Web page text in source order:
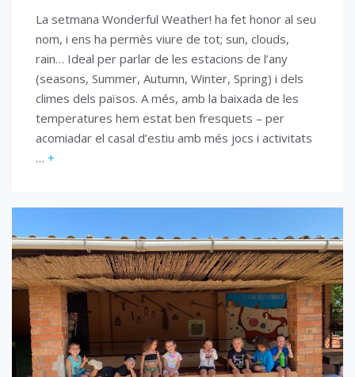
La setmana Wonderful Weather! ha fet honor al seu
nom, i ens ha permès viure de tot; sun, clouds,
rain… Ideal per parlar de les estacions de l’any
(seasons, Summer, Autumn, Winter, Spring) i dels
climes dels països. A més, amb la baixada de les
temperatures hem estat ben fresquets – per
acomiadar el casal d’estiu amb més jocs i activitats
… +